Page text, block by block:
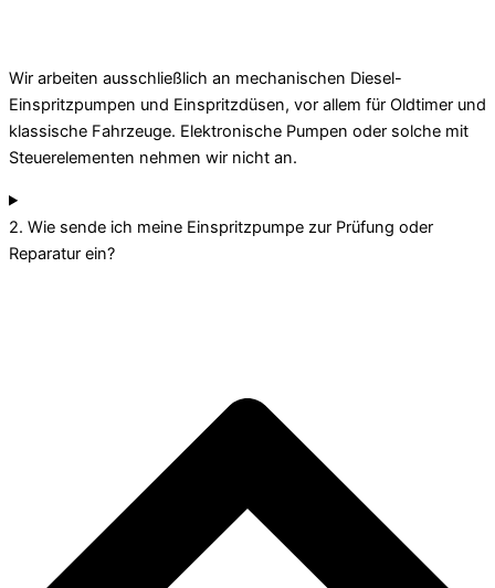
Wir arbeiten ausschließlich an mechanischen Diesel-
Einspritzpumpen und Einspritzdüsen, vor allem für Oldtimer und
klassische Fahrzeuge. Elektronische Pumpen oder solche mit
Steuerelementen nehmen wir nicht an.
2. Wie sende ich meine Einspritzpumpe zur Prüfung oder
Reparatur ein?